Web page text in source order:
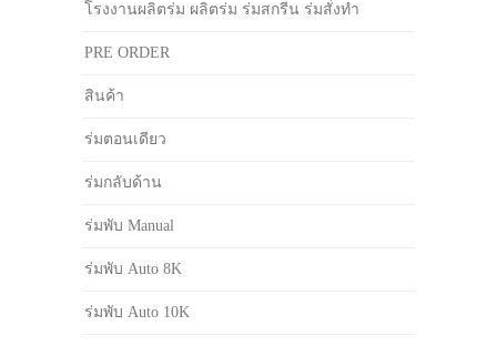
โรงงานผลิตร่ม ผลิตร่ม ร่มสกรีน ร่มสั่งทำ
PRE ORDER
สินค้า
ร่มตอนเดียว
ร่มกลับด้าน
ร่มพับ Manual
ร่มพับ Auto 8K
ร่มพับ Auto 10K